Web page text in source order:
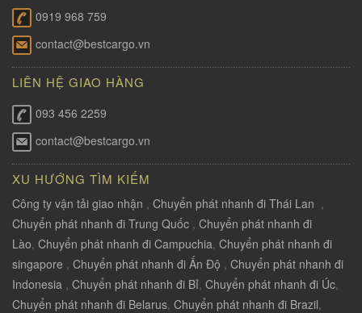
0919 968 759
contact@bestcargo.vn
LIÊN HỆ GIAO HÀNG
093 456 2259
contact@bestcargo.vn
XU HƯỚNG TÌM KIẾM
Công ty vận tải giao nhận , Chuyển phát nhanh đi Thái Lan ,
Chuyển phát nhanh đi Trung Quốc , Chuyển phát nhanh đi
Lào, Chuyển phát nhanh đi Campuchia, Chuyển phát nhanh đi
singapore , Chuyển phát nhanh đi Ấn Độ , Chuyển phát nhanh đi
Indonesia , Chuyển phát nhanh đi Bỉ, Chuyển phát nhanh đi Úc,
Chuyển phát nhanh đi Belarus, Chuyển phát nhanh đi Brazil,